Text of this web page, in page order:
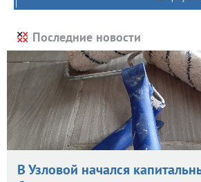
Последние новости
В Узловой начался